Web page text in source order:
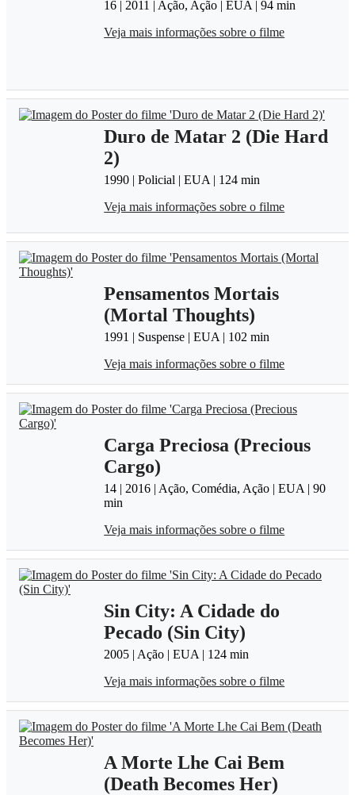
16 | 2011 | Ação, Ação | EUA | 94 min
Veja mais informações sobre o filme
Duro de Matar 2 (Die Hard
2)
1990 | Policial | EUA | 124 min
Veja mais informações sobre o filme
Pensamentos Mortais
(Mortal Thoughts)
1991 | Suspense | EUA | 102 min
Veja mais informações sobre o filme
Carga Preciosa (Precious
Cargo)
14 | 2016 | Ação, Comédia, Ação | EUA | 90
min
Veja mais informações sobre o filme
Sin City: A Cidade do
Pecado (Sin City)
2005 | Ação | EUA | 124 min
Veja mais informações sobre o filme
A Morte Lhe Cai Bem
(Death Becomes Her)